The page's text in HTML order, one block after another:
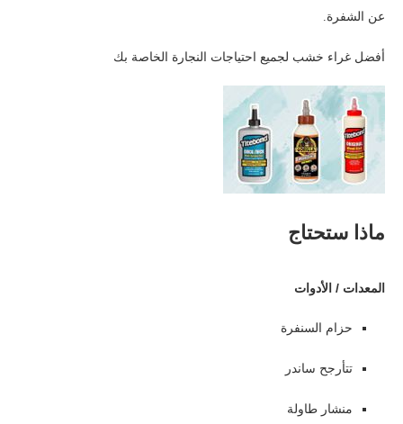
عن الشفرة.
أفضل غراء خشب لجميع احتياجات النجارة الخاصة بك
ماذا ستحتاج
المعدات / الأدوات
حزام السنفرة
تتأرجح ساندر
منشار طاولة